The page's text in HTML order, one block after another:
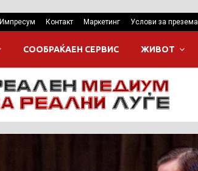
Импресум Контакт Маркетинг Услови за
СООБРАЌАЕН СЕРВИС ЖИВОТ